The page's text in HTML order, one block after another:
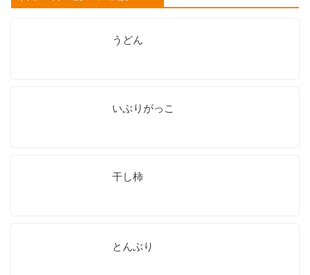
うどん
いぶりがっこ
干し柿
とんぶり